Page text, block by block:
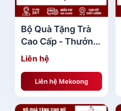
Bộ Quà Tặng Trà
Cao Cấp - Thưởng
Thức Vị Trà Tinh
Liên hệ
Liên hệ Mekoong